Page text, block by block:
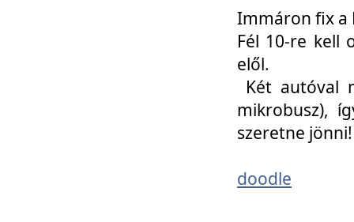
Immáron fix a
Fél 10-re kell
elől.
Két autóval
mikrobusz),
szeretne jönni!
doodle